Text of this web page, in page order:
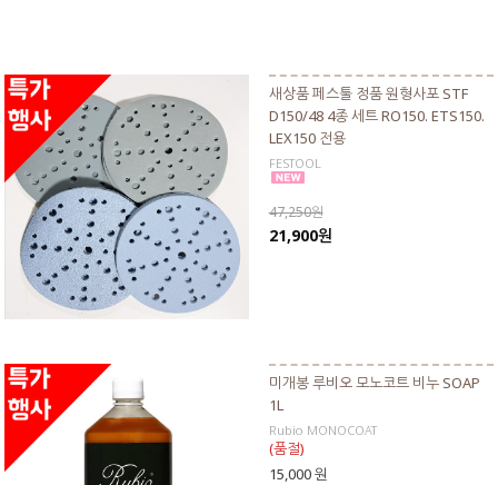
새상품 페스툴 정품 원형사포 STF
D150/48 4종 세트 RO150. ETS150.
LEX150 전용
FESTOOL
47,250원
21,900원
미개봉 루비오 모노코트 비누 SOAP
1L
Rubio MONOCOAT
(품절)
15,000 원